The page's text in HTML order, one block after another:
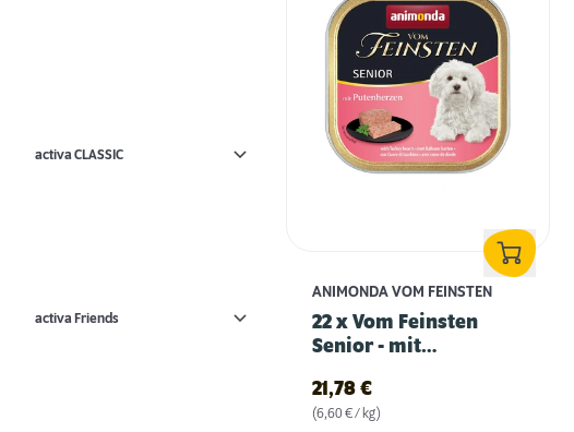
activa CLASSIC
activa Friends
ANIMONDA VOM FEINSTEN
22 x Vom Feinsten
Senior - mit
21,78 €
(6,60 € / kg)